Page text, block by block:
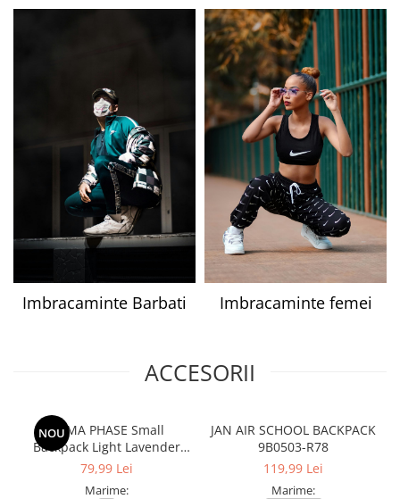
Imbracaminte Barbati Imbracaminte femei
ACCESORII
NOU
PUMA PHASE Small
Backpack Light Lavender
091323-11
79,99 Lei
Marime:
JAN AIR SCHOOL BACKPACK
9B0503-R78
119,99 Lei
Marime: